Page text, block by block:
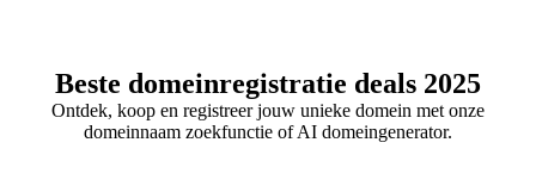
Beste domeinregistratie deals 2025
Ontdek, koop en registreer jouw unieke domein met onze
domeinnaam zoekfunctie of AI domeingenerator.